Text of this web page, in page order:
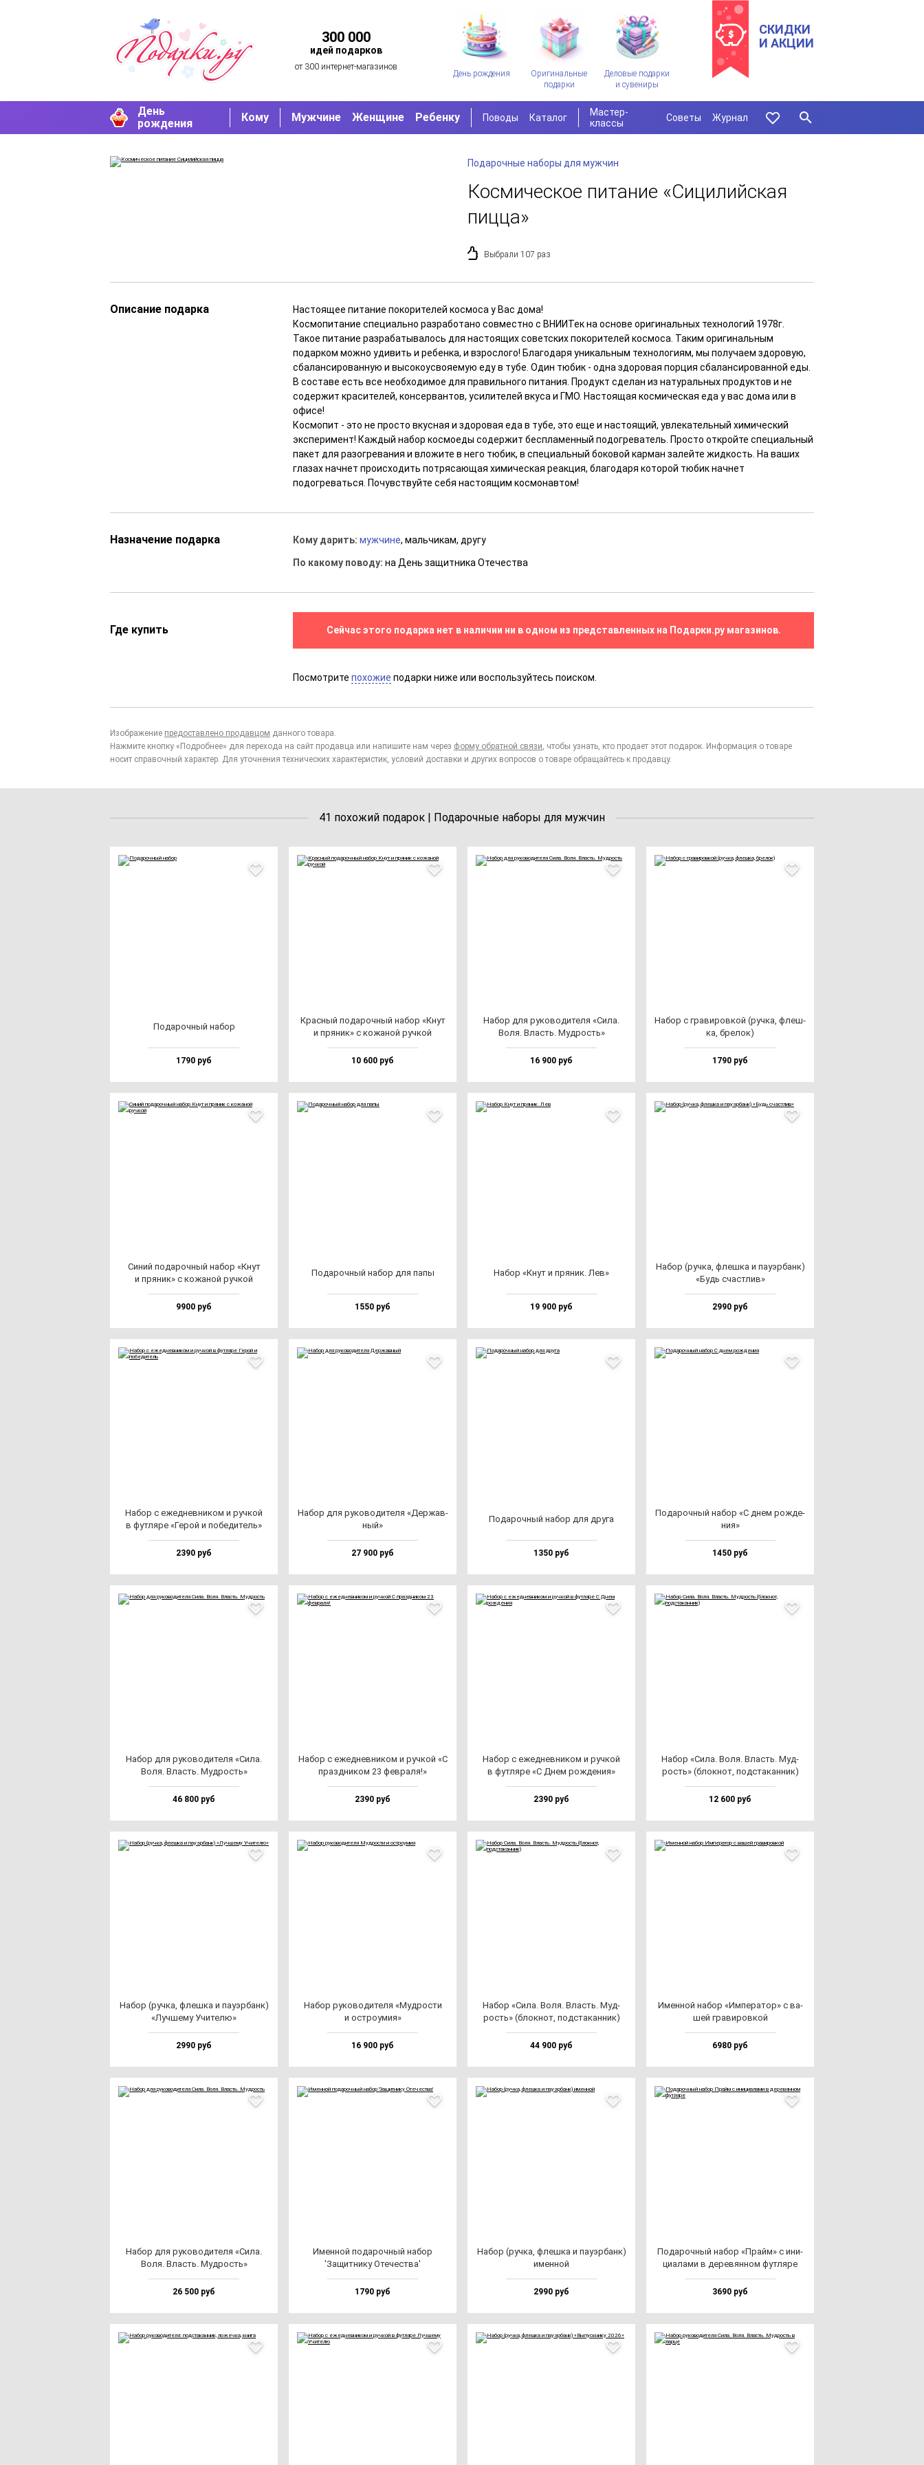
300 000
идей подарков
от 300 интернет-магазинов
День рождения
Оригинальные
подарки
Деловые подарки
и сувениры
СКИДКИ
И АКЦИИ
День
рождения
Кому Мужчине Женщине Ребенку Поводы Каталог
Мастер-
классы
Советы Журнал
Подарочные наборы для мужчин
Космическое питание «Сицилийская
пицца»
Выбрали 107 раз
Описание подарка
Настоящее питание покорителей космоса у Вас дома!
Космопитание специально разработано совместно с ВНИИТек на основе оригинальных технологий 1978г.
Такое питание разрабатывалось для настоящих советских покорителей космоса. Таким оригинальным
подарком можно удивить и ребенка, и взрослого! Благодаря уникальным технологиям, мы получаем здоровую,
сбалансированную и высокоусвояемую еду в тубе. Один тюбик - одна здоровая порция сбалансированной еды.
В составе есть все необходимое для правильного питания. Продукт сделан из натуральных продуктов и не
содержит красителей, консервантов, усилителей вкуса и ГМО. Настоящая космическая еда у вас дома или в
офисе!
Космопит - это не просто вкусная и здоровая еда в тубе, это еще и настоящий, увлекательный химический
эксперимент! Каждый набор космоеды содержит беспламенный подогреватель. Просто откройте специальный
пакет для разогревания и вложите в него тюбик, в специальный боковой карман залейте жидкость. На ваших
глазах начнет происходить потрясающая химическая реакция, благодаря которой тюбик начнет
подогреваться. Почувствуйте себя настоящим космонавтом!
Назначение подарка Кому дарить:мужчине, мальчикам, другу
По какому поводу:на День защитника Отечества
Где купить Сейчас этого подарка нет в наличии ни в одном из представленных на Подарки.ру магазинов.
Посмотритепохожие подарки ниже или воспользуйтесь поиском.
Изображение предоставлено продавцом данного товара.
Нажмите кнопку «Подробнее» для перехода на сайт продавца или напишите нам через форму обратной связи, чтобы узнать, кто продает этот подарок. Информация о товаре
носит справочный характер. Для уточнения технических характеристик, условий доставки и других вопросов о товаре обращайтесь к продавцу.
41 похожий подарок | Подарочные наборы для мужчин
Пода­роч­ный на­бор
1790 руб
Крас­ный по­да­роч­ный на­бор «Кнут
и пря­ник» с ко­жа­ной руч­кой
10 600 руб
Набор для ру­ко­во­ди­те­ля «Сила.
Воля. Власть. Муд­рость»
16 900 руб
Набор с гра­ви­ров­кой (руч­ка, флеш­
ка, бре­лок)
1790 руб
Синий по­да­роч­ный на­бор «Кнут
и пря­ник» с ко­жа­ной руч­кой
9900 руб
Пода­роч­ный на­бор для па­пы
1550 руб
Набор «Кнут и пря­ник. Лев»
19 900 руб
Набор (руч­ка, флеш­ка и па­уэр­банк)
«Будь счас­тлив»
2990 руб
Набор с ежед­нев­ни­ком и руч­кой
в фут­ля­ре «Герой и по­бе­ди­тель»
2390 руб
Набор для ру­ко­во­ди­те­ля «Дер­жав­
ный»
27 900 руб
Пода­роч­ный на­бор для дру­га
1350 руб
Пода­роч­ный на­бор «С днем рож­де­
ния»
1450 руб
Набор для ру­ко­во­ди­те­ля «Сила.
Воля. Власть. Муд­рость»
46 800 руб
Набор с ежед­нев­ни­ком и руч­кой «С
праз­дни­ком 23 фев­ра­ля!»
2390 руб
Набор с ежед­нев­ни­ком и руч­кой
в фут­ля­ре «С Днем рож­де­ния»
2390 руб
Набор «Сила. Воля. Власть. Муд­
рость» (блок­нот, под­ста­кан­ник)
12 600 руб
Набор (руч­ка, флеш­ка и па­уэр­банк)
«Луч­ше­му Учи­те­лю»
2990 руб
Набор ру­ко­во­ди­те­ля «Муд­рос­ти
и ос­тро­умия»
16 900 руб
Набор «Сила. Воля. Власть. Муд­
рость» (блок­нот, под­ста­кан­ник)
44 900 руб
Имен­ной на­бор «Импе­ра­тор» с ва­
шей гра­ви­ров­кой
6980 руб
Набор для ру­ко­во­ди­те­ля «Сила.
Воля. Власть. Муд­рость»
26 500 руб
Имен­ной по­да­роч­ный на­бор
'Защит­ни­ку Оте­чес­тва'
1790 руб
Набор (руч­ка, флеш­ка и па­уэр­банк)
имен­ной
2990 руб
Пода­роч­ный на­бор «Прайм» с ини­
ци­ала­ми в де­ре­вян­ном фут­ля­ре
3690 руб